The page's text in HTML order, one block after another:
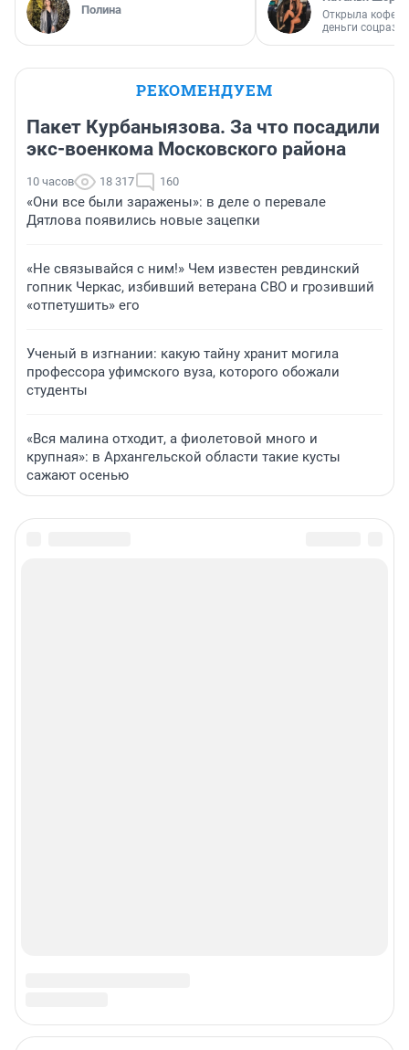
Полина
Открыла
деньги
РЕКОМЕНДУЕМ
Пакет Курбаныязова. За что посадили
экс-военкома Московского района
10 часов 18 317 160
«Они все были заражены»: в деле о перевале
Дятлова появились новые зацепки
«Не связывайся с ним!» Чем известен ревдинский
гопник Черкас, избивший ветерана СВО и грозивший
«отпетушить» его
Ученый в изгнании: какую тайну хранит могила
профессора уфимского вуза, которого обожали
студенты
«Вся малина отходит, а фиолетовой много и
крупная»: в Архангельской области такие кусты
сажают осенью